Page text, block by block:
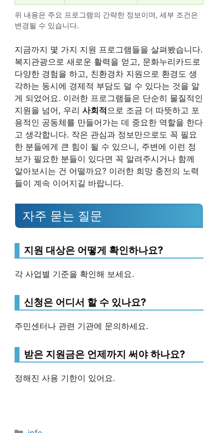
위 내용은 주요 프로그램의 간략한 정보이며, 세부 조건은
변경될 수 있습니다.
지금까지 몇 가지 지원 프로그램들을 살펴봤습니다.
복지관광으로 새로운 활력을 얻고, 문화누리카드로
다양한 경험을 하고, 친환경차 지원으로 환경도 생
각하는 동시에 경제적 부담도 덜 수 있다는 것을 알
게 되었어요. 이러한 프로그램들은 단순히 물질적인
지원을 넘어, 우리 사회적 으로 조금 더 따뜻하고 포
용적인 공동체를 만들어가는 데 중요한 역할을 한다
고 생각합니다. 작은 관심과 정보만으로도 꼭 필요
한 분들에게 큰 힘이 될 수 있으니, 주변에 이런 정
보가 필요한 분들이 있다면 꼭 알려주시거나 함께
알아보시는 건 어떨까요? 이러한 희망 충전의 노력
들이 계속 이어지길 바랍니다.
자주 묻는 질문
지원 대상은 어떻게 확인하나요?
각 사업별 기준을 확인해 보세요.
신청은 어디서 할 수 있나요?
주민센터나 관련 기관에 문의하세요.
받은 지원금은 언제까지 써야 하나요?
정해진 사용 기한이 있어요.
Categories